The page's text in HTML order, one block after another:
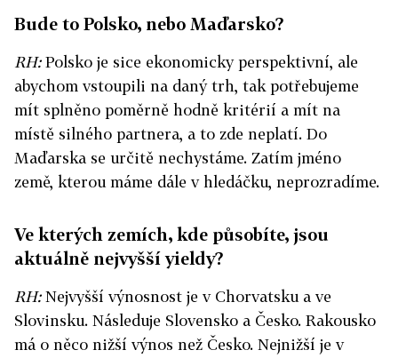
Bude to Polsko, nebo Maďarsko?
RH:Polsko je sice ekonomicky perspektivní, ale
abychom vstoupili na daný trh, tak potřebujeme
mít splněno poměrně hodně kritérií a mít na
místě silného partnera, a to zde neplatí. Do
Maďarska se určitě nechystáme. Zatím jméno
země, kterou máme dále v hledáčku, neprozradíme.
Ve kterých zemích, kde působíte, jsou
aktuálně nejvyšší yieldy?
RH:Nejvyšší výnosnost je v Chorvatsku a ve
Slovinsku. Následuje Slovensko a Česko. Rakousko
má o něco nižší výnos než Česko. Nejnižší je v